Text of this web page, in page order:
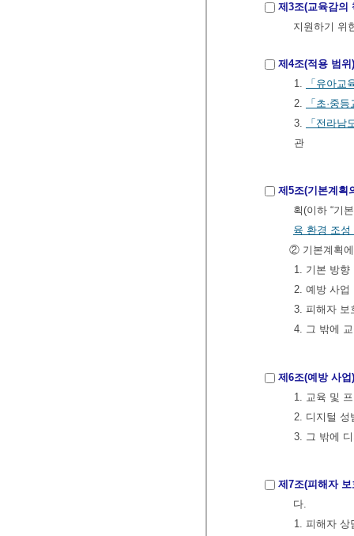
제3조(교육감의
지원하기 위
제4조(적용 범위)
1.
「유아교
2.
「초·중
3.
「전라남
관
제5조(기본계획
획(이하 “기
육 환경 조
② 기본계획
1. 기본 방
2. 예방 사업
3. 피해자 보
4. 그 밖에
제6조(예방 사업)
1. 교육 및
2. 디지털
3. 그 밖에
제7조(피해자 보
다.
1. 피해자